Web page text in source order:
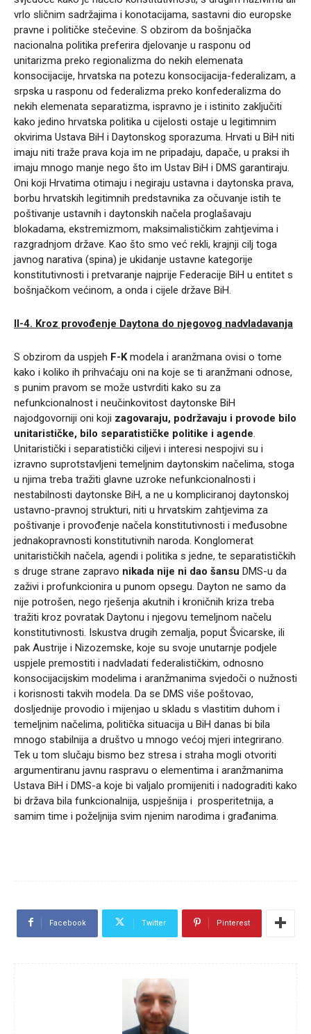
vrlo sličnim sadržajima i konotacijama, sastavni dio europske
pravne i političke stečevine. S obzirom da bošnjačka
nacionalna politika preferira djelovanje u rasponu od
unitarizma preko regionalizma do nekih elemenata
konsocijacije, hrvatska na potezu konsocijacija-federalizam, a
srpska u rasponu od federalizma preko konfederalizma do
nekih elemenata separatizma, ispravno je i istinito zaključiti
kako jedino hrvatska politika u cijelosti ostaje u legitimnim
okvirima Ustava BiH i Daytonskog sporazuma. Hrvati u BiH niti
imaju niti traže prava koja im ne pripadaju, dapače, u praksi ih
imaju mnogo manje nego što im Ustav BiH i DMS garantiraju.
Oni koji Hrvatima otimaju i negiraju ustavna i daytonska prava,
borbu hrvatskih legitimnih predstavnika za očuvanje istih te
poštivanje ustavnih i daytonskih načela proglašavaju
blokadama, ekstremizmom, maksimalističkim zahtjevima i
razgradnjom države. Kao što smo već rekli, krajnji cilj toga
javnog narativa (spina) je ukidanje ustavne kategorije
konstitutivnosti i pretvaranje najprije Federacije BiH u entitet s
bošnjačkom većinom, a onda i cijele države BiH.
II-4. Kroz provođenje Daytona do njegovog nadvladavanja
S obzirom da uspjeh F-Kmodela i aranžmana ovisi o tome
kako i koliko ih prihvaćaju oni na koje se ti aranžmani odnose,
s punim pravom se može ustvrditi kako su za
nefunkcionalnost i neučinkovitost daytonske BiH
najodgovorniji oni koji zagovaraju, podržavaju i provode bilo
unitarističke, bilo separatističke politike i agende.
Unitaristički i separatistički ciljevi i interesi nespojivi su i
izravno suprotstavljeni temeljnim daytonskim načelima, stoga
u njima treba tražiti glavne uzroke nefunkcionalnosti i
nestabilnosti daytonske BiH, a ne u kompliciranoj daytonskoj
ustavno-pravnoj strukturi, niti u hrvatskim zahtjevima za
poštivanje i provođenje načela konstitutivnosti i međusobne
jednakopravnosti konstitutivnih naroda. Konglomerat
unitarističkih načela, agendi i politika s jedne, te separatističkih
s druge strane zapravo nikada nije ni dao šansu DMS-u da
zaživi i profunkcionira u punom opsegu. Dayton ne samo da
nije potrošen, nego rješenja akutnih i kroničnih kriza treba
tražiti kroz povratak Daytonu i njegovu temeljnom načelu
konstitutivnosti. Iskustva drugih zemalja, poput Švicarske, ili
pak Austrije i Nizozemske, koje su svoje unutarnje podjele
uspjele premostiti i nadvladati federalističkim, odnosno
konsocijacijskim modelima i aranžmanima svjedoči o nužnosti
i korisnosti takvih modela. Da se DMS više poštovao,
dosljednije provodio i mijenjao u skladu s vlastitim duhom i
temeljnim načelima, politička situacija u BiH danas bi bila
mnogo stabilnija a društvo u mnogo većoj mjeri integrirano.
Tek u tom slučaju bismo bez stresa i straha mogli otvoriti
argumentiranu javnu raspravu o elementima i aranžmanima
Ustava BiH i DMS-a koje bi valjalo promijeniti i nadograditi kako
bi država bila funkcionalnija, uspješnija i prosperitetnija, a
samim time i poželjnija svim njenim narodima i građanima.
Facebook Twitter Pinterest